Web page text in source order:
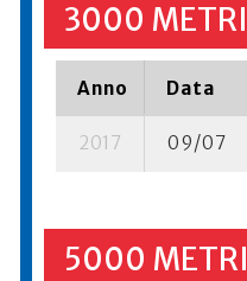
3000 METRI
Anno Data
2017 09/07
5000 METRI